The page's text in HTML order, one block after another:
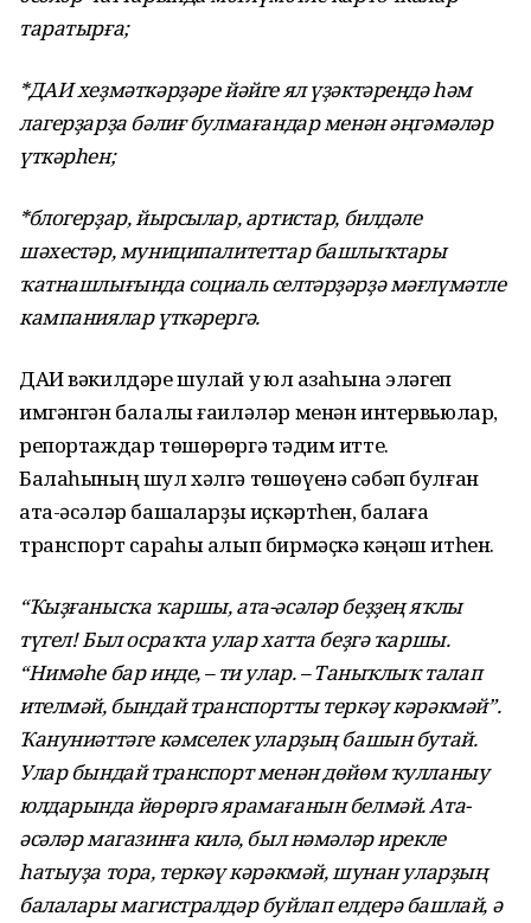
таратырға;
*ДАИ хеҙмәткәрҙәре йәйге ял үҙәктәрендә һәм
лагерҙарҙа бәлиғ булмағандар менән әңгәмәләр
үткәрһен;
*блогерҙар, йырсылар, артистар, билдәле
шәхестәр, муниципалитеттар башлыҡтары
ҡатнашлығында социаль селтәрҙәрҙә мәғлүмәтле
кампаниялар үткәрергә.
ДАИ вәкилдәре шулай уҡ юл ҡазаһына эләгеп
имгәнгән балалы ғаиләләр менән интервьюлар,
репортаждар төшөрөргә тәҡдим итте.
Балаһының шул хәлгә төшөүенә сәбәп булған
ата-әсәләр башҡаларҙы иҫкәртһен, балаға
транспорт сараһы алып бирмәҫкә кәңәш итһен.
“Ҡыҙғанысҡа ҡаршы, ата-әсәләр беҙҙең яҡлы
түгел! Был осраҡта улар хатта беҙгә ҡаршы.
“Нимәһе бар инде, – ти улар. – Таныҡлыҡ талап
ителмәй, бындай транспортты теркәү кәрәкмәй”.
Ҡануниәттәге кәмселек уларҙың башын бутай.
Улар бындай транспорт менән дөйөм ҡулланыу
юлдарында йөрөргә ярамағанын белмәй. Ата-
әсәләр магазинға килә, был нәмәләр ирекле
һатыуҙа тора, теркәү кәрәкмәй, шунан уларҙың
балалары магистралдәр буйлап елдерә башлай, ә